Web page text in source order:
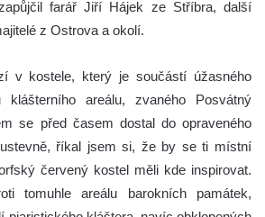
farář Jiří Hájek ze Stříbra, další
z Ostrova a okolí.
v kostele, který je součástí úžasného
klášterního areálu, zvaného Posvátný
se před časem dostal do opraveného
říkal jsem si, že by se ti místní
červený kostel měli kde inspirovat.
tomuhle areálu barokních památek,